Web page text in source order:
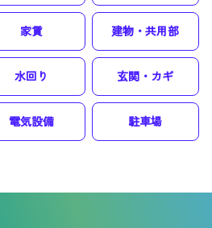
家賃 建物・共用部
水回り 玄関・カギ
電気設備 駐車場